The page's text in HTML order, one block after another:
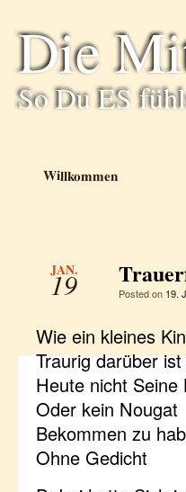
Die
So Du ES
Willkommen
JAN.
19 Posted on 19.
Wie ein kleines
Traurig darüber ist
Heute nicht Seine
Oder kein Nougat
Bekommen zu
Ohne Gedicht